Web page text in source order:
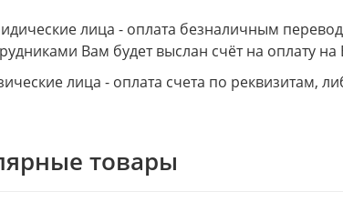
лица - оплата безналичным
Вам будет выслан счёт на оплату
лица - оплата счета по реквизитам,
товары